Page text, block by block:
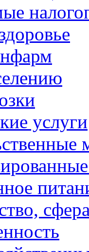
услуги